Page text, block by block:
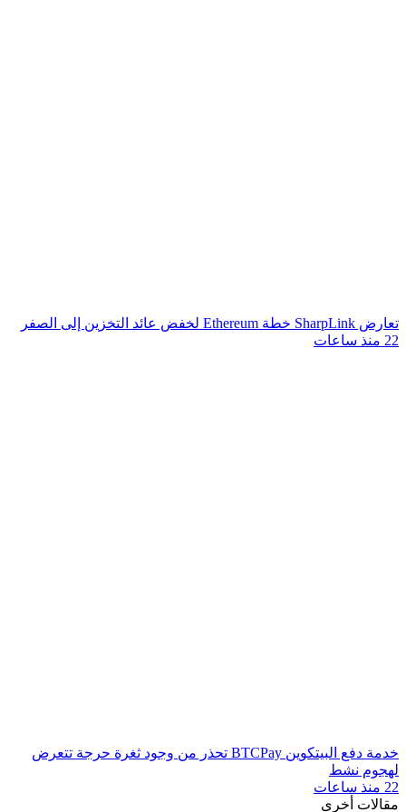
تعارض SharpLink خطة Ethereum لخفض عائد التخزين إلى الصفر
22 منذ ساعات
خدمة دفع البيتكوين BTCPay تحذر من وجود ثغرة حرجة تتعرض
لهجوم نشط
22 منذ ساعات
مقالات أخرى